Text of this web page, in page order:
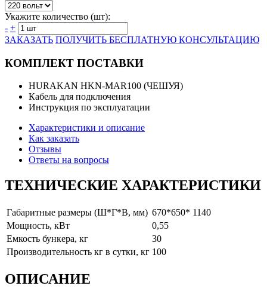
Укажите количество (шт):
- +
ЗАКАЗАТЬ ПОЛУЧИТЬ БЕСПЛАТНУЮ КОНСУЛЬТАЦИЮ
КОМПЛЕКТ ПОСТАВКИ
HURAKAN HKN-MAR100 (ЧЕШУЯ)
Кабель для подключения
Инструкция по эксплуатации
Характеристики и описание
Как заказать
Отзывы
Ответы на вопросы
ТЕХНИЧЕСКИЕ ХАРАКТЕРИСТИКИ
Габаритные размеры (Ш*Г*В, мм) 670*650* 1140
Мощность, кВт
0,55
Емкость бункера, кг
30
Производительность кг в сутки, кг 100
ОПИСАНИЕ